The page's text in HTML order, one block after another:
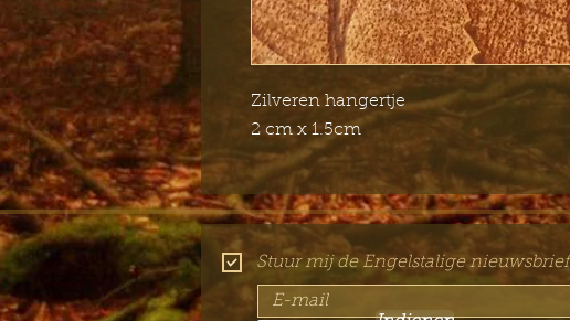
Zilveren hangertje
2 cm x 1.5cm
Stuur mij de Engelstalige nieuwsbrief